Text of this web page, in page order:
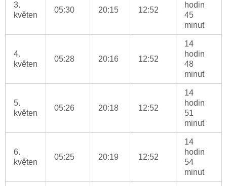
3.
květen
05:30 20:15 12:52
hodin
45
minut
4.
květen
05:28 20:16 12:52
14
hodin
48
minut
5.
květen
05:26 20:18 12:52
14
hodin
51
minut
6.
květen
05:25 20:19 12:52
14
hodin
54
minut